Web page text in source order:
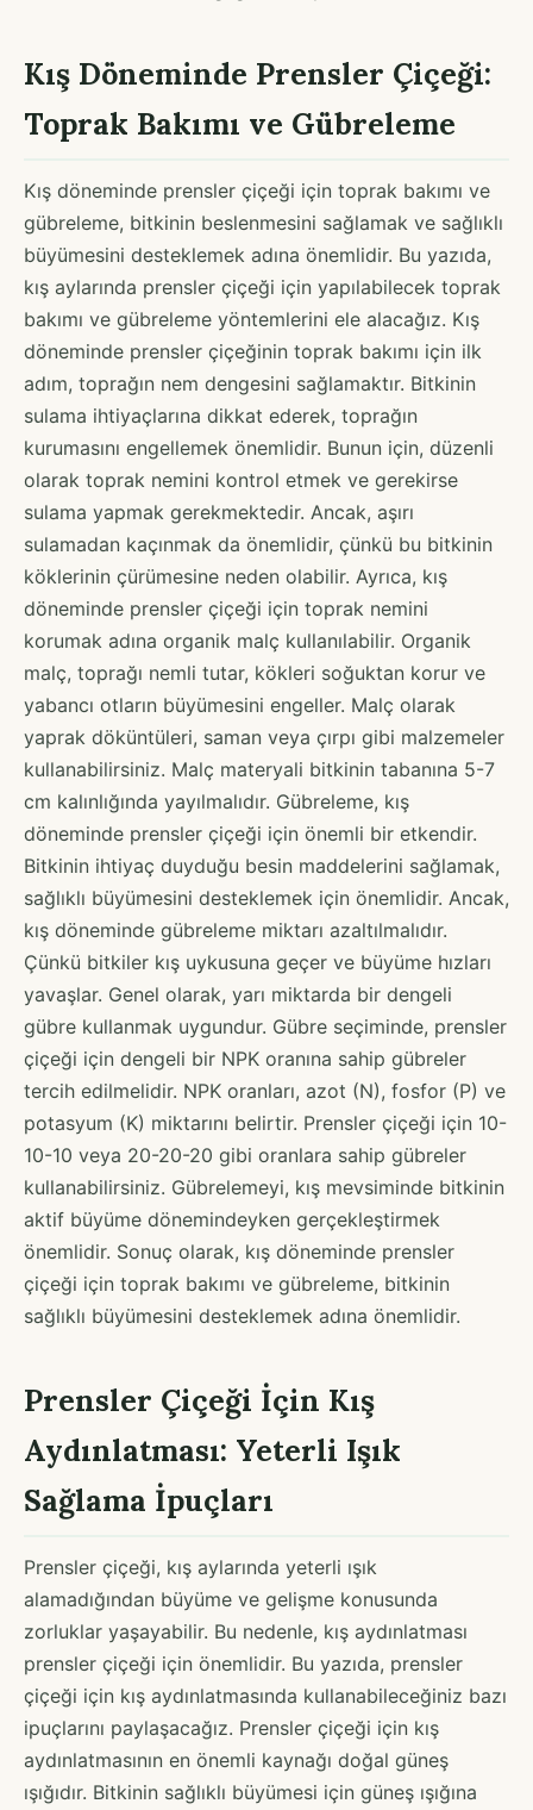
Kış Döneminde Prensler Çiçeği:
Toprak Bakımı ve Gübreleme
Kış döneminde prensler çiçeği için toprak bakımı ve
gübreleme, bitkinin beslenmesini sağlamak ve sağlıklı
büyümesini desteklemek adına önemlidir. Bu yazıda,
kış aylarında prensler çiçeği için yapılabilecek toprak
bakımı ve gübreleme yöntemlerini ele alacağız. Kış
döneminde prensler çiçeğinin toprak bakımı için ilk
adım, toprağın nem dengesini sağlamaktır. Bitkinin
sulama ihtiyaçlarına dikkat ederek, toprağın
kurumasını engellemek önemlidir. Bunun için, düzenli
olarak toprak nemini kontrol etmek ve gerekirse
sulama yapmak gerekmektedir. Ancak, aşırı
sulamadan kaçınmak da önemlidir, çünkü bu bitkinin
köklerinin çürümesine neden olabilir. Ayrıca, kış
döneminde prensler çiçeği için toprak nemini
korumak adına organik malç kullanılabilir. Organik
malç, toprağı nemli tutar, kökleri soğuktan korur ve
yabancı otların büyümesini engeller. Malç olarak
yaprak döküntüleri, saman veya çırpı gibi malzemeler
kullanabilirsiniz. Malç materyali bitkinin tabanına 5-7
cm kalınlığında yayılmalıdır. Gübreleme, kış
döneminde prensler çiçeği için önemli bir etkendir.
Bitkinin ihtiyaç duyduğu besin maddelerini sağlamak,
sağlıklı büyümesini desteklemek için önemlidir. Ancak,
kış döneminde gübreleme miktarı azaltılmalıdır.
Çünkü bitkiler kış uykusuna geçer ve büyüme hızları
yavaşlar. Genel olarak, yarı miktarda bir dengeli
gübre kullanmak uygundur. Gübre seçiminde, prensler
çiçeği için dengeli bir NPK oranına sahip gübreler
tercih edilmelidir. NPK oranları, azot (N), fosfor (P) ve
potasyum (K) miktarını belirtir. Prensler çiçeği için 10-
10-10 veya 20-20-20 gibi oranlara sahip gübreler
kullanabilirsiniz. Gübrelemeyi, kış mevsiminde bitkinin
aktif büyüme dönemindeyken gerçekleştirmek
önemlidir. Sonuç olarak, kış döneminde prensler
çiçeği için toprak bakımı ve gübreleme, bitkinin
sağlıklı büyümesini desteklemek adına önemlidir.
Prensler Çiçeği İçin Kış
Aydınlatması: Yeterli Işık
Sağlama İpuçları
Prensler çiçeği, kış aylarında yeterli ışık
alamadığından büyüme ve gelişme konusunda
zorluklar yaşayabilir. Bu nedenle, kış aydınlatması
prensler çiçeği için önemlidir. Bu yazıda, prensler
çiçeği için kış aydınlatmasında kullanabileceğiniz bazı
ipuçlarını paylaşacağız. Prensler çiçeği için kış
aydınlatmasının en önemli kaynağı doğal güneş
ışığıdır. Bitkinin sağlıklı büyümesi için güneş ışığına